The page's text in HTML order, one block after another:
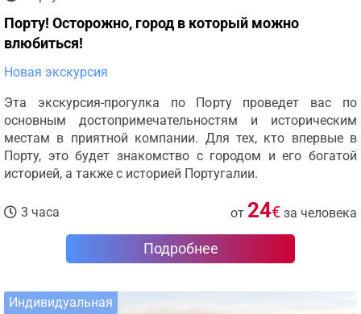
Порту! Осторожно, город в который можно
влюбиться!
Новая экскурсия
Эта экскурсия-прогулка по Порту проведет вас по
основным достопримечательностям и историческим
местам в приятной компании. Для тех, кто впервые в
Порту, это будет знакомство с городом и его богатой
историей, а также с историей Португалии.
3 часа от 24€ за человека
Подробнее
Индивидуальная